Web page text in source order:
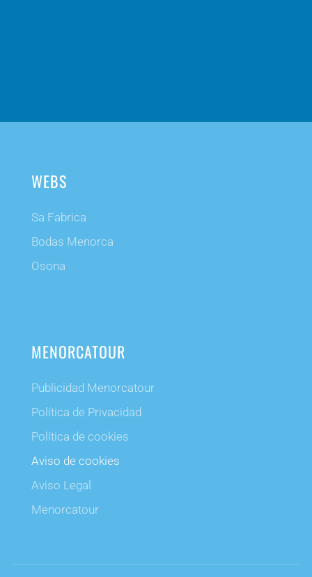
WEBS
Sa Fabrica
Bodas Menorca
Osona
MENORCATOUR
Publicidad Menorcatour
Política de Privacidad
Política de cookies
Aviso de cookies
Aviso Legal
Menorcatour